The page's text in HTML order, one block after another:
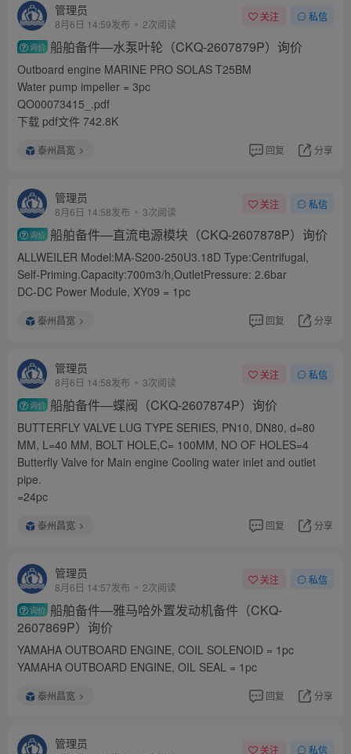
管理员
8月6日 14:59发布 2次阅读
关注 私信
询价 船舶备件—水泵叶轮（CKQ-2607879P）询价
Outboard engine MARINE PRO SOLAS T25BM
Water pump impeller = 3pc
QO00073415_.pdf
下载 pdf文件 742.8K
泰州昌宽 回复 分享
管理员
8月6日 14:58发布 3次阅读
关注 私信
询价 船舶备件—直流电源模块（CKQ-2607878P）询价
ALLWEILER Model:MA-S200-250U3.18D Type:Centrifugal,
Self-Priming.Capacity:700m3/h,OutletPressure: 2.6bar
DC-DC Power Module, XY09 = 1pc
泰州昌宽 回复 分享
管理员
8月6日 14:58发布 3次阅读
关注 私信
询价 船舶备件—蝶阀（CKQ-2607874P）询价
BUTTERFLY VALVE LUG TYPE SERIES, PN10, DN80, d=80
MM, L=40 MM, BOLT HOLE,C= 100MM, NO OF HOLES=4
Butterfly Valve for Main engine Cooling water inlet and outlet
pipe.
=24pc
泰州昌宽 回复 分享
管理员
8月6日 14:57发布 2次阅读
关注 私信
询价 船舶备件—雅马哈外置发动机备件（CKQ-
2607869P）询价
YAMAHA OUTBOARD ENGINE, COIL SOLENOID = 1pc
YAMAHA OUTBOARD ENGINE, OIL SEAL = 1pc
泰州昌宽 回复 分享
管理员 关注 私信